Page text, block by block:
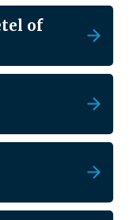
of